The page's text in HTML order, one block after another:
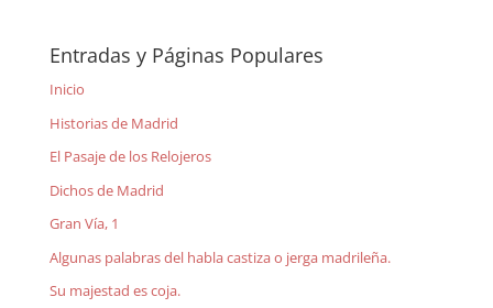
Entradas y Páginas Populares
Inicio
Historias de Madrid
El Pasaje de los Relojeros
Dichos de Madrid
Gran Vía, 1
Algunas palabras del habla castiza o jerga madrileña.
Su majestad es coja.